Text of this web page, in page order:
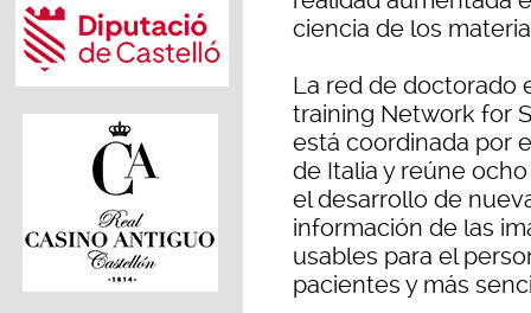
ciencia de los
La red de doctorado
training Network for
está coordinada por
de Italia y reúne
el desarrollo de
información de las
usables para el
pacientes y más